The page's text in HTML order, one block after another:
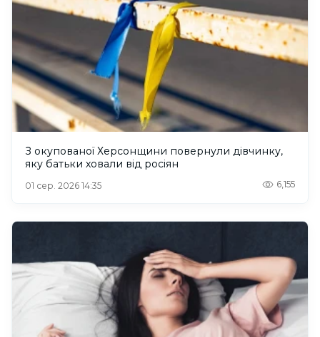
З окупованої Херсонщини повернули дівчинку,
яку батьки ховали від росіян
01 сер. 2026 14:35 6,155